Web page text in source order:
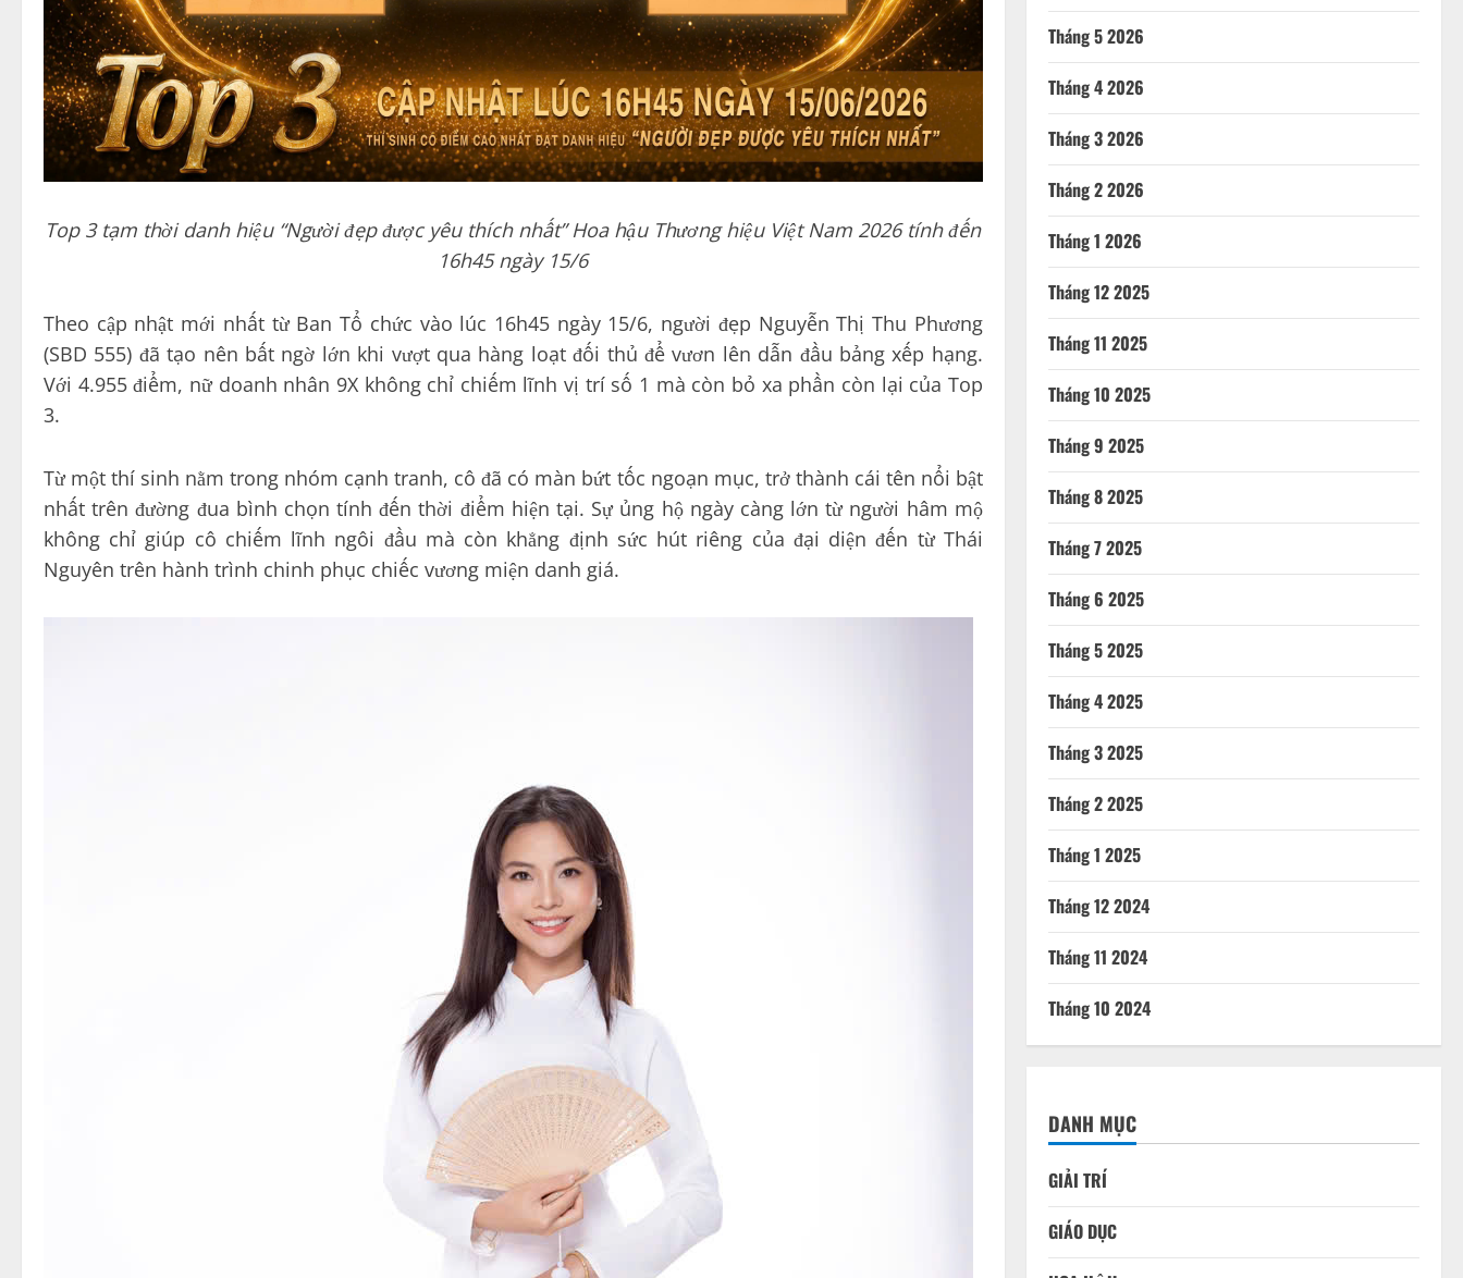
Top 3 tạm thời danh hiệu “Người đẹp được yêu thích nhất” Hoa hậu Thương hiệu Việt Nam 2026 tính đến
16h45 ngày 15/6
Theo cập nhật mới nhất từ Ban Tổ chức vào lúc 16h45 ngày 15/6, người đẹp Nguyễn Thị Thu Phương
(SBD 555) đã tạo nên bất ngờ lớn khi vượt qua hàng loạt đối thủ để vươn lên dẫn đầu bảng xếp hạng.
Với 4.955 điểm, nữ doanh nhân 9X không chỉ chiếm lĩnh vị trí số 1 mà còn bỏ xa phần còn lại của Top
3.
Từ một thí sinh nằm trong nhóm cạnh tranh, cô đã có màn bứt tốc ngoạn mục, trở thành cái tên nổi bật
nhất trên đường đua bình chọn tính đến thời điểm hiện tại. Sự ủng hộ ngày càng lớn từ người hâm mộ
không chỉ giúp cô chiếm lĩnh ngôi đầu mà còn khẳng định sức hút riêng của đại diện đến từ Thái
Nguyên trên hành trình chinh phục chiếc vương miện danh giá.
Tháng 5 2026
Tháng 4 2026
Tháng 3 2026
Tháng 2 2026
Tháng 1 2026
Tháng 12 2025
Tháng 11 2025
Tháng 10 2025
Tháng 9 2025
Tháng 8 2025
Tháng 7 2025
Tháng 6 2025
Tháng 5 2025
Tháng 4 2025
Tháng 3 2025
Tháng 2 2025
Tháng 1 2025
Tháng 12 2024
Tháng 11 2024
Tháng 10 2024
DANH MỤC
GIẢI TRÍ
GIÁO DỤC